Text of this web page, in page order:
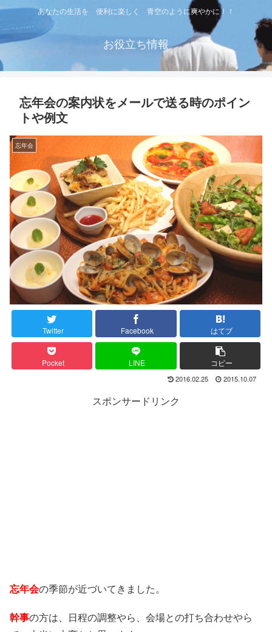
あなたの生活を 便利に楽しく 青空のように爽やかに！！
お役立ち情報
忘年会の案内状をメールで送る時のポイン
トや例文
忘年会
Twitter Facebook はてブ
Pocket LINE コピー
2016.02.25 2015.10.07
スポンサードリンク
忘年会の季節が近づいてきました。
幹事の方は、日程の調整やら、会場との打ち合わせやら